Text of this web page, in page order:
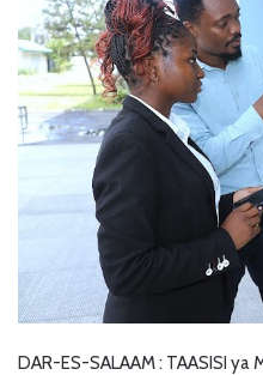
DAR-ES-SALAAM : TAASISI ya